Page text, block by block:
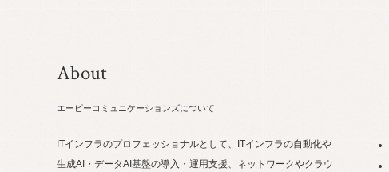
About
エーピーコミュニケーションズについて
ITインフラのプロフェッショナルとして、ITインフラの自動化や
生成AI・データAI基盤の導入・運用支援、ネットワークやクラウ